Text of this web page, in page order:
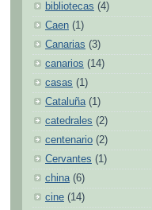
bibliotecas (4)
Caen (1)
Canarias (3)
canarios (14)
casas (1)
Cataluña (1)
catedrales (2)
centenario (2)
Cervantes (1)
china (6)
cine (14)